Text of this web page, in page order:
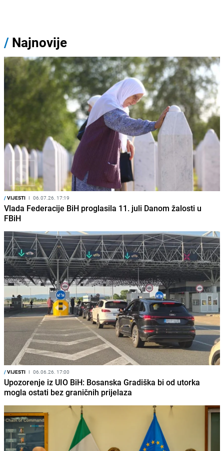
/ Najnovije
/VIJESTI I 06.07.26. 17:19
Vlada Federacije BiH proglasila 11. juli Danom žalosti u
FBiH
/VIJESTI I 06.06.26. 17:00
Upozorenje iz UIO BiH: Bosanska Gradiška bi od utorka
mogla ostati bez graničnih prijelaza